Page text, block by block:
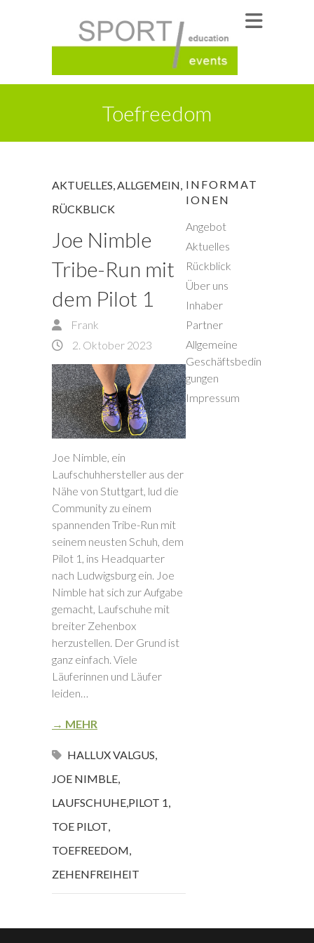
Toefreedom
AKTUELLES,ALLGEMEIN,
RÜCKBLICK
Joe Nimble
Tribe-Run mit
dem Pilot 1
Frank
2. Oktober 2023
Joe Nimble, ein
Laufschuhhersteller aus der
Nähe von Stuttgart, lud die
Community zu einem
spannenden Tribe-Run mit
seinem neusten Schuh, dem
Pilot 1, ins Headquarter
nach Ludwigsburg ein. Joe
Nimble hat sich zur Aufgabe
gemacht, Laufschuhe mit
breiter Zehenbox
herzustellen. Der Grund ist
ganz einfach. Viele
Läuferinnen und Läufer
leiden…
→ MEHR
HALLUX VALGUS,
JOE NIMBLE,
LAUFSCHUHE,PILOT 1,
TOE PILOT,
TOEFREEDOM,
ZEHENFREIHEIT
INFORMAT
IONEN
Angebot
Aktuelles
Rückblick
Über uns
Inhaber
Partner
Allgemeine
Geschäftsbedin
gungen
Impressum